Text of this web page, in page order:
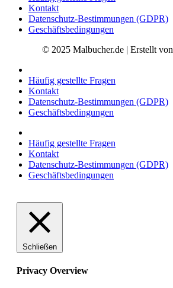
Kontakt
Datenschutz-Bestimmungen (GDPR)
Geschäftsbedingungen
© 2025 Malbucher.de | Erstellt von
Häufig gestellte Fragen
Kontakt
Datenschutz-Bestimmungen (GDPR)
Geschäftsbedingungen
Häufig gestellte Fragen
Kontakt
Datenschutz-Bestimmungen (GDPR)
Geschäftsbedingungen
Schließen
Privacy Overview